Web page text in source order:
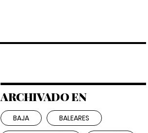
ARCHIVADO EN
BAJA BALEARES